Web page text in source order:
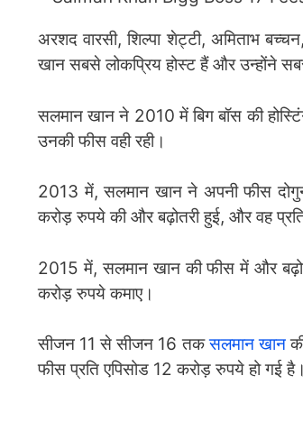
अरशद वारसी, शिल्पा शेट्टी, अमिताभ
खान सबसे लोकप्रिय होस्ट हैं और उन्होंने
सलमान खान ने 2010 में बिग बॉस की
उनकी फीस वही रही।
2013 में, सलमान खान ने अपनी फीस
करोड़ रुपये की और बढ़ोतरी हुई, और वह
2015 में, सलमान खान की फीस में और
करोड़ रुपये कमाए।
सीजन 11 से सीजन 16 तकसलमान खान
फीस प्रति एपिसोड 12 करोड़ रुपये हो गई है।